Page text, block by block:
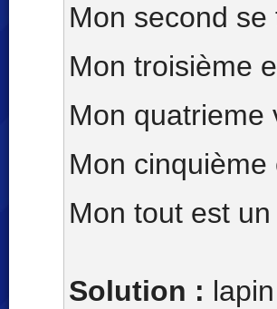
Mon second
Mon troisième
Mon quatrieme
Mon
Mon tout est
Solution :